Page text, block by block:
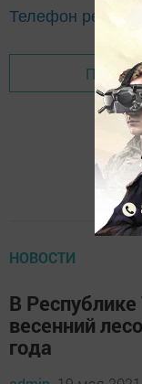
Телефон
НОВОСТИ
В
весенний
года